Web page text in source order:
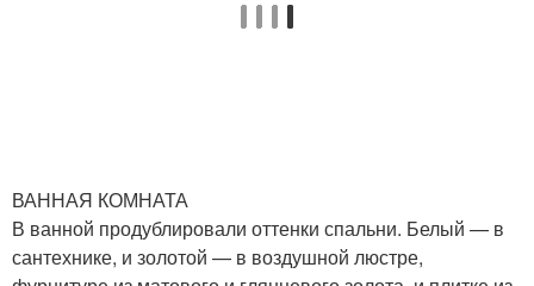
ВАННАЯ КОМНАТА
В ванной продублировали оттенки спальни. Белый — в
сантехнике, и золотой — в воздушной люстре,